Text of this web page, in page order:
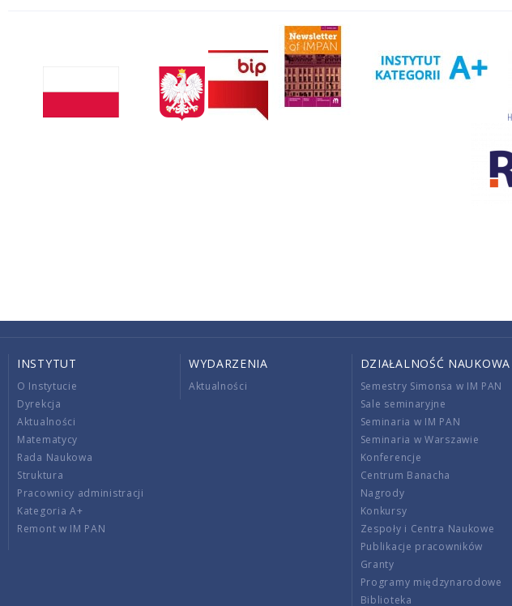
INSTYTUT
O Instytucie
Dyrekcja
Aktualności
Matematycy
Rada Naukowa
Struktura
Pracownicy administracji
Kategoria A+
Remont w IM PAN
WYDARZENIA
Aktualności
DZIAŁALNOŚĆ NAUKOWA
Semestry Simonsa w IM PAN
Sale seminaryjne
Seminaria w IM PAN
Seminaria w Warszawie
Konferencje
Centrum Banacha
Nagrody
Konkursy
Zespoły i Centra Naukowe
Publikacje pracowników
Granty
Programy międzynarodowe
Biblioteka